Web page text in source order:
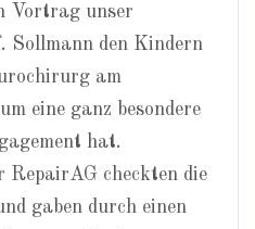
Vortrag unser
Sollmann den Kindern
am
eine ganz besondere
hat.
checkten die
gaben durch einen